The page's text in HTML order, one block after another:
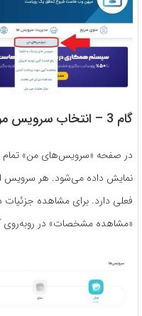
گام 3 – انتخاب سرویس مورد نظر
در صفحه «سرویس‌های من» تمام
نمایش داده می‌شود. هر سرویس
فعلی دارد. برای مشاهده
«مشاهده مشخصات» در روبه‌روی